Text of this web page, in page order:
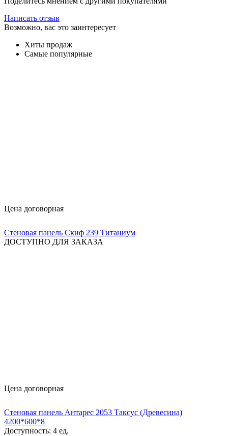
Написать отзыв
Возможно, вас это заинтересует
Хиты продаж
Самые популярные
Цена договорная
Стеновая панель Скиф 239 Титаниум
ДОСТУПНО ДЛЯ ЗАКАЗА
Цена договорная
Стеновая панель Антарес 2053 Таксус (Древесина)
4200*600*8
Доступность: 4 ед.